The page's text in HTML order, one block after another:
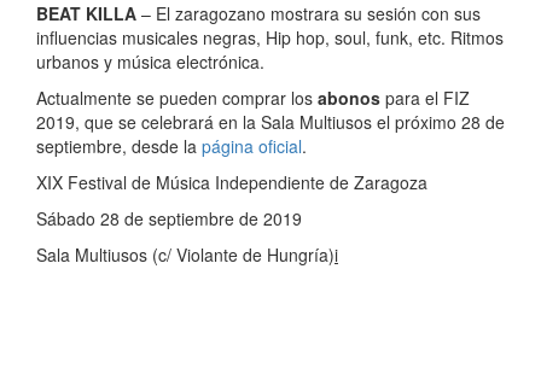
BEAT KILLA – El zaragozano mostrara su sesión con sus
influencias musicales negras, Hip hop, soul, funk, etc. Ritmos
urbanos y música electrónica.
Actualmente se pueden comprar los abonos para el FIZ
2019, que se celebrará en la Sala Multiusos el próximo 28 de
septiembre, desde la página oficial.
XIX Festival de Música Independiente de Zaragoza
Sábado 28 de septiembre de 2019
Sala Multiusos (c/ Violante de Hungría)i